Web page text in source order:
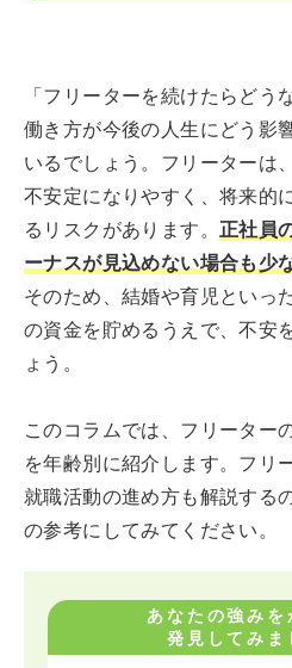
「フリーターを続けたらどう
働き方が今後の人生にどう影
いるでしょう。フリーターは
不安定になりやすく、将来的
るリスクがあります。 正社員
ーナスが見込めない場合も少
そのため、結婚や育児といっ
の資金を貯めるうえで、不安
ょう。
このコラムでは、フリーター
を年齢別に紹介します。フリ
就職活動の進め方も解説する
の参考にしてみてください。
あなたの強みを
発見してみま